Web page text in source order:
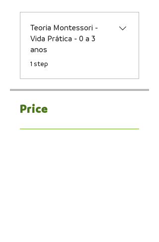
Teoria Montessori -
Vida Prática - 0 a 3
anos
.1 step
Price